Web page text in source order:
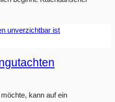
kann auf ein